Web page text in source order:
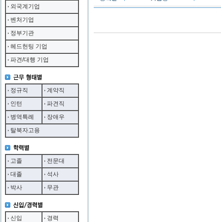
외국계기업
벤처기업
정부기관
헤드헌팅 기업
파견/대행 기업
정규직
계약직
인턴
파견직
병역특례
장애우
탈북자고용
고졸
전문대
대졸
석사
박사
무관
신입
경력